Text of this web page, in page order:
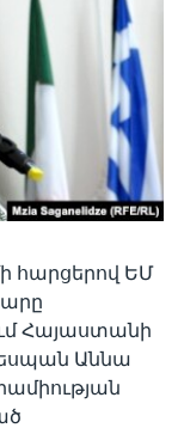
հարցերով ԵՄ
Հայաստանի
Աննա